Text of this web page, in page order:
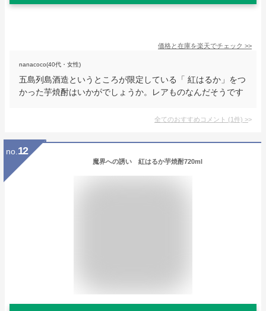
価格と在庫を楽天でチェック >>
nanacoco(40代・女性)
五島列島酒造というところが限定している「 紅はるか」をつ
かった芋焼酎はいかがでしょうか。レアものなんだそうです
全てのおすすめコメント (1件) >
no. 12
魔界への誘い 紅はるか芋焼酎720ml